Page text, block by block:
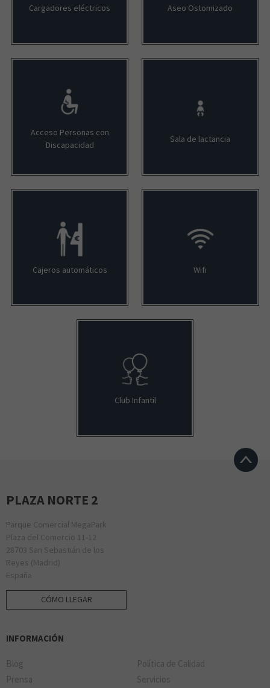
Cargadores eléctricos Aseo Ostomizado
Acceso Personas con
Discapacidad
Sala de lactancia
Cajeros automáticos Wifi
Club Infantil
PLAZA NORTE 2
Parque Comercial MegaPark
Plaza del Comercio 11-12
28703 San Sebastián de los
Reyes (Madrid)
España
CÓMO LLEGAR
INFORMACIÓN
Blog
Política de Calidad
Prensa
Servicios